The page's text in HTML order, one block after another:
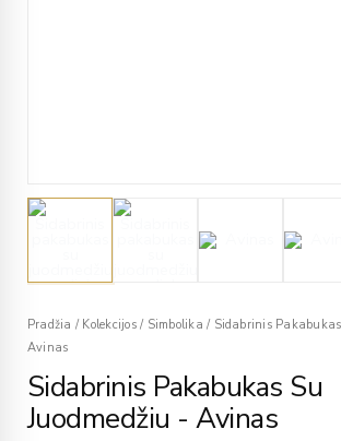
Pradžia / Kolekcijos / Simbolika /Sidabrinis Pakabukas
Avinas
Sidabrinis Pakabukas Su
Juodmedžiu - Avinas